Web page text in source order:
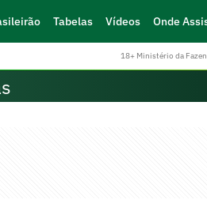
Tabelas Vídeos Onde
18+ Ministério da